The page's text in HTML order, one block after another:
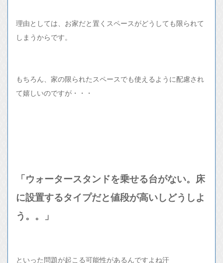
理由としては、お家だと置くスペースがどうしても限られて
しまうからです。
もちろん、家の限られたスペースでも使えるように配慮され
て嬉しいのですが・・・
「ウォータースタンドを乗せる台がない。床
に設置するタイプだと値段が高いしどうしよ
う。。」
といった問題が起こる可能性があるんですよね汗